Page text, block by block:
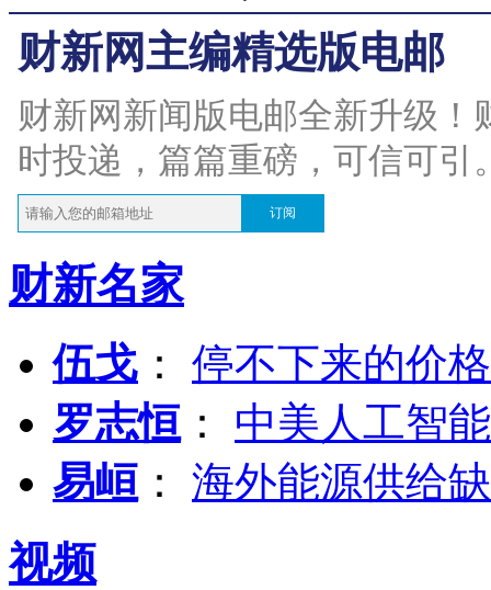
财新网主编精选版电邮
财新网新闻版电邮全新升级
时投递，篇篇重磅，可信可引
订阅
财新名家
伍戈 ： 停不下来的价
罗志恒 ： 中美人工智
易峘 ： 海外能源供给
视频